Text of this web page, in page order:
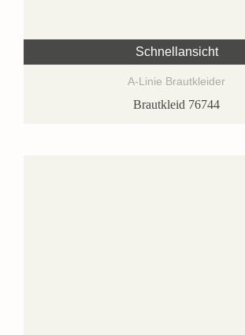
Schnellansicht
A-Linie Brautkleider
Brautkleid 76744